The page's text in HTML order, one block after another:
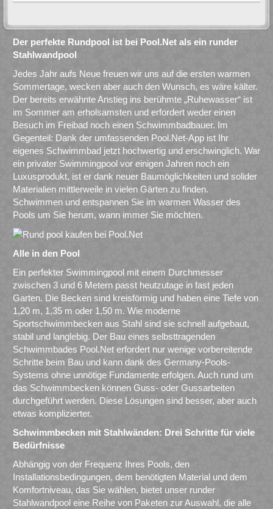
Der perfekte Rundpool ist bei Pool.Net als ein runder
Stahlwandpool
Jedes Jahr aufs Neue freuen wir uns auf die ersten warmen
Sommertage, wecken aber auch den Wunsch, es wäre kälter.
Der bereits erwähnte Anstieg ins berühmte „Ruhewasser“ ist
im Sommer am erholsamsten und erfordert weder einen
Besuch im Freibad noch einen Schwimmbadbauer. Im
Gegenteil: Dank der umfassenden Pool.Net-App ist Ihr
eigenes Schwimmbad jetzt hochwertig und erschwinglich. War
ein privater Swimmingpool vor einigen Jahren noch ein
Luxusprodukt, ist er dank neuer Baumöglichkeiten und solider
Materialien mittlerweile in vielen Gärten zu finden.
Schwimmen und entspannen Sie im warmen Wasser des
Pools um Sie herum, wann immer Sie möchten.
Alle in den Pool
Ein perfekter Swimmingpool mit einem Durchmesser
zwischen 3 und 6 Metern passt heutzutage in fast jeden
Garten. Die Becken sind kreisförmig und haben eine Tiefe von
1,20 m, 1,35 m oder 1,50 m. Wie moderne
Sportschwimmbecken aus Stahl sind sie schnell aufgebaut,
stabil und langlebig. Der Bau eines selbsttragenden
Schwimmbades Pool.Net erfordert nur wenige vorbereitende
Schritte beim Bau und kann dank des Germany-Pools-
Systems ohne unnötige Fundamente erfolgen. Auch rund um
das Schwimmbecken können Guss- oder Gussarbeiten
durchgeführt werden. Diese Lösungen sind besser, aber auch
etwas komplizierter.
Schwimmbecken mit Stahlwänden: Drei Schritte für viele
Bedürfnisse
Abhängig von der Frequenz Ihres Pools, den
Installationsbedingungen, dem benötigten Material und dem
Komfortniveau, das Sie wählen, bietet unser runder
Stahlwandpool eine Reihe von Paketen zur Auswahl, die alle